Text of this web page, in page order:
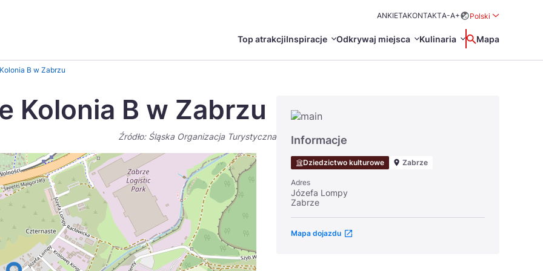
ANKIETAKONTAKTA-A+
Polski
Top atrakcjiInspiracje
Ambasador miejsca Certyfikaty POT
Odkrywaj miejsca
UNESCO
Uzdrowiska Polskie Marki Turystyczne
Kulinaria
Szlaki kulinarne Restauracje Michelin
Wyszukaj
Mapa
Norsk Suomi Svenska
B w Zabrzu
Kolonia B w Zabrzu
Źródło: Śląska Organizacja Turystyczna Informacje
Dziedzictwo kulturowe Zabrze
Adres
Józefa Lompy
Zabrze
Mapa dojazdu